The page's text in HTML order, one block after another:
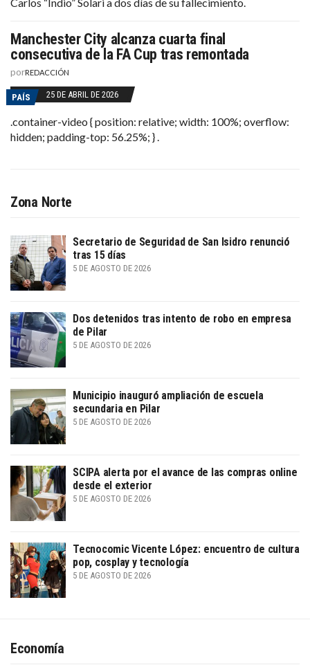
Manchester City alcanza cuarta final
consecutiva de la FA Cup tras remontada
porREDACCIÓN
PAÍS 25 DE ABRIL DE 2026
.container-video { position: relative; width: 100%; overflow:
hidden; padding-top: 56.25%; } .
Zona Norte
Secretario de Seguridad de San Isidro renunció
tras 15 días
5 DE AGOSTO DE 2026
Dos detenidos tras intento de robo en empresa
de Pilar
5 DE AGOSTO DE 2026
Municipio inauguró ampliación de escuela
secundaria en Pilar
5 DE AGOSTO DE 2026
SCIPA alerta por el avance de las compras online
desde el exterior
5 DE AGOSTO DE 2026
Tecnocomic Vicente López: encuentro de cultura
pop, cosplay y tecnología
5 DE AGOSTO DE 2026
Economía